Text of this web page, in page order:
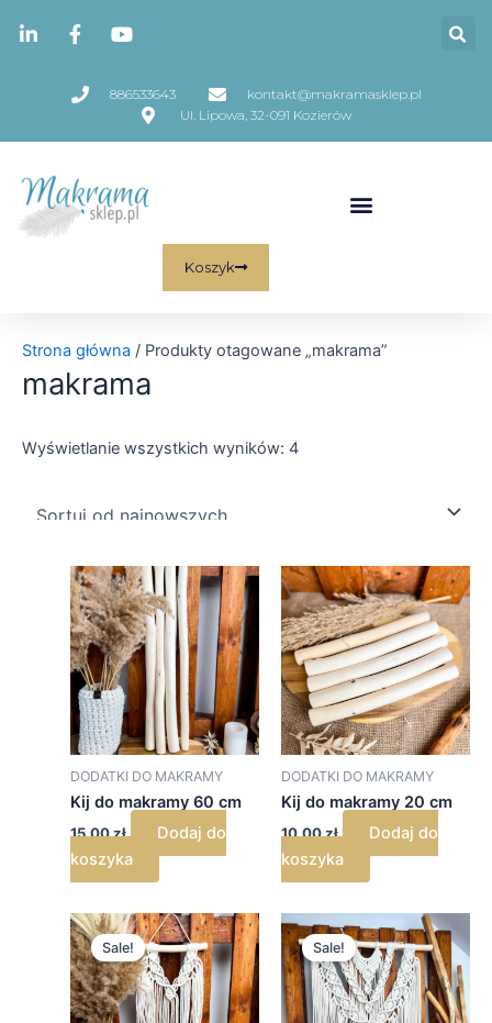
886533643
kontakt@makramasklep.pl
Ul. Lipowa, 32-091 Kozierów
Koszyk
Strona główna / Produkty otagowane „makrama”
makrama
Wyświetlanie wszystkich wyników: 4
DODATKI DO MAKRAMY
Kij do makramy 60 cm
15,00zł
Dodaj do
koszyka
DODATKI DO MAKRAMY
Kij do makramy 20 cm
10,00zł
Dodaj do
koszyka
Sale!
Pierwotna
cena
wynosiła:
49,00 zł.
Aktualna
cena
wynosi:
35,00 zł.
Sale!
Pierwotna
cena
wynosiła:
199,00 zł.
Aktualna
cena
wynosi:
149,00 zł.